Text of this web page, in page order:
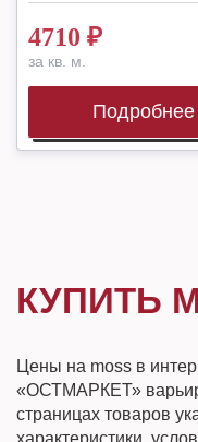
4710 ₽
за кв. м.
Подробнее
КУПИТЬ
Цены на moss в
«ОСТМАРКЕТ»
страницах товаров
характеристики,